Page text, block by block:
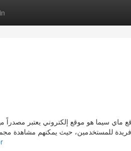
ماي سيما هو موقع إلكتروني يعتبر مصدراً
فريدة للمستخدمين، حيث يمكنهم مشاهدة